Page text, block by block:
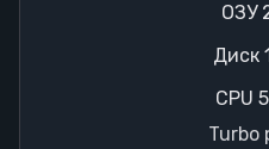
ОЗУ
Диск
CPU
Turbo